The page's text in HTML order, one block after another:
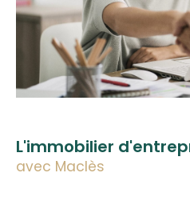
L'immobilier
avec Maclès